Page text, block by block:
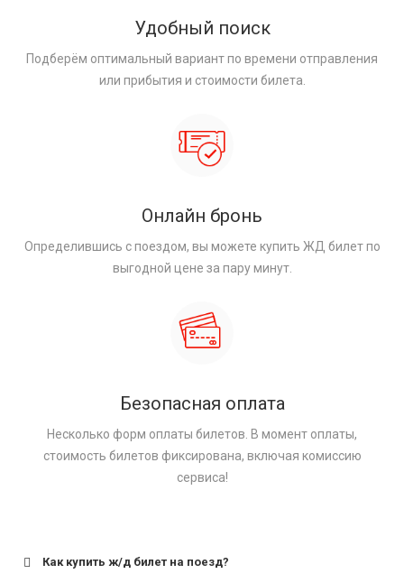
Удобный поиск
Подберём оптимальный вариант по времени отправления
или прибытия и стоимости билета.
Онлайн бронь
Определившись с поездом, вы можете купить ЖД билет по
выгодной цене за пару минут.
Безопасная оплата
Несколько форм оплаты билетов. В момент оплаты,
стоимость билетов фиксирована, включая комиссию
сервиса!
Как купить ж/д билет на поезд?